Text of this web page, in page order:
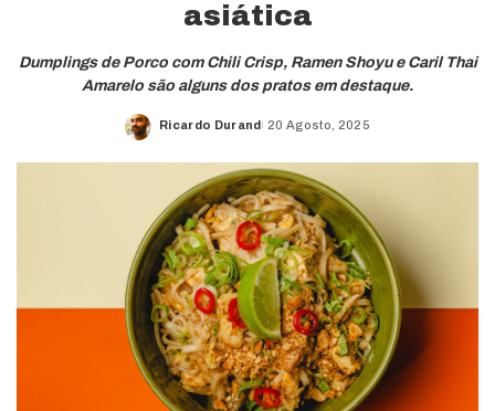
asiática
Dumplings de Porco com Chili Crisp, Ramen Shoyu e Caril Thai
Amarelo são alguns dos pratos em destaque.
Posted
Ricardo Durand 20 Agosto, 2025